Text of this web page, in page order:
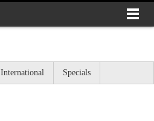
International Specials